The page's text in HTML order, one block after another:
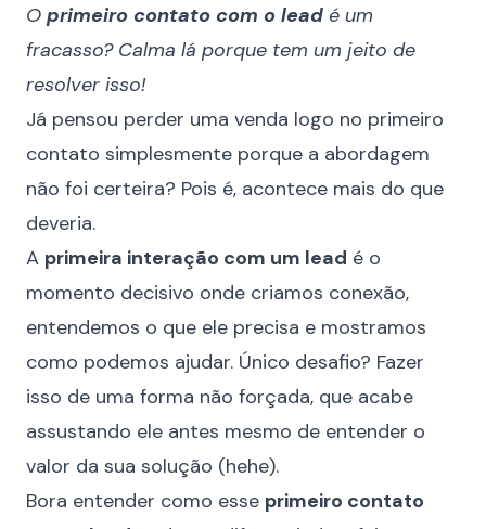
O primeiro contato com o lead é um
fracasso? Calma lá porque tem um jeito de
resolver isso!
Já pensou perder uma venda logo no primeiro
contato simplesmente porque a abordagem
não foi certeira? Pois é, acontece mais do que
deveria.
A primeira interação com um lead é o
momento decisivo onde criamos conexão,
entendemos o que ele precisa e mostramos
como podemos ajudar. Único desafio? Fazer
isso de uma forma não forçada, que acabe
assustando ele antes mesmo de entender o
valor da sua solução (hehe).
Bora entender como esse primeiro contato